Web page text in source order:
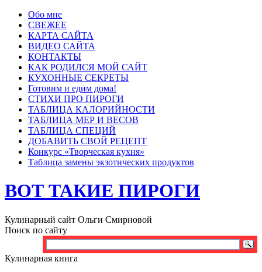
Обо мне
СВЕЖЕЕ
КАРТА САЙТА
ВИДЕО САЙТА
КОНТАКТЫ
КАК РОДИЛСЯ МОЙ САЙТ
КУХОННЫЕ СЕКРЕТЫ
Готовим и едим дома!
СТИХИ ПРО ПИРОГИ
ТАБЛИЦА КАЛОРИЙНОСТИ
ТАБЛИЦА МЕР И ВЕСОВ
ТАБЛИЦА СПЕЦИЙ
ДОБАВИТЬ СВОЙ РЕЦЕПТ
Конкурс «Творческая кухня»
Таблица замены экзотических продуктов
ВОТ ТАКИЕ ПИРОГИ
Кулинарный сайт Ольги Смирновой
Поиск по сайту
Кулинарная книга